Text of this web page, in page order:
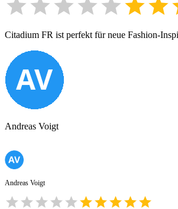
Citadium FR ist perfekt für neue Fashion-
Andreas Voigt
Andreas Voigt